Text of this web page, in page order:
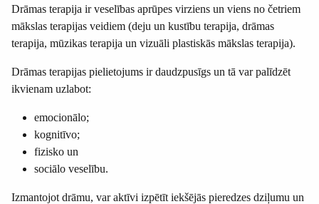
Drāmas terapija ir veselības aprūpes virziens un viens no četriem
mākslas terapijas veidiem (deju un kustību terapija, drāmas
terapija, mūzikas terapija un vizuāli plastiskās mākslas terapija).
Drāmas terapijas pielietojums ir daudzpusīgs un tā var palīdzēt
ikvienam uzlabot:
emocionālo;
kognitīvo;
fizisko un
sociālo veselību.
Izmantojot drāmu, var aktīvi izpētīt iekšējās pieredzes dziļumu un